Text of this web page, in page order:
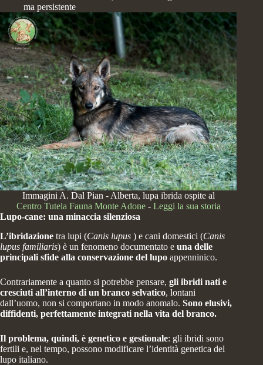
ma persistente
Immagini A. Dal Pian - Alberta, lupa ibrida ospite al
Centro Tutela Fauna Monte Adone- Leggi la sua storia
Lupo-cane: una minaccia silenziosa
L’ibridazione tra lupi (Canis lupus ) e cani domestici (Canis
lupus familiaris) è un fenomeno documentato e una delle
principali sfide alla conservazione del lupo appenninico.
Contrariamente a quanto si potrebbe pensare, gli ibridi nati e
cresciuti all’interno di un branco selvatico, lontani
dall’uomo, non si comportano in modo anomalo. Sono elusivi,
diffidenti, perfettamente integrati nella vita del branco.
Il problema, quindi, è genetico e gestionale: gli ibridi sono
fertili e, nel tempo, possono modificare l’identità genetica del
lupo italiano.